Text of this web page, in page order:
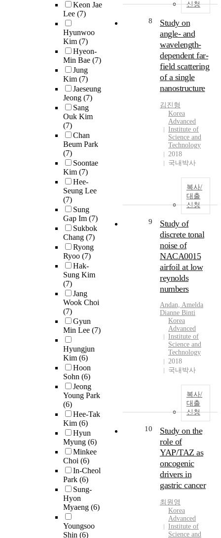
Keon Jae
Lee (7)
Hyunwoo
Kim (7)
Hyeon-
Min Bae (7)
Jung
Kim (7)
Jaeseung
Jeong (7)
Sang
Ouk Kim
(7)
Chan
Beum Park
(7)
Soontae
Kim (7)
Hee-
Seung Lee
(7)
Sung
Gap Im (7)
Sukbok
Chang (7)
Ryong
Ryoo (7)
Hak-
Sung Kim
(7)
Jang
Wook Choi
(7)
Gyun
Min Lee (7)
Hyungjun
Kim (6)
Hoon
Sohn (6)
Jeong
Young Park
(6)
Hee-Tak
Kim (6)
Hyun
Myung (6)
Minkee
Choi (6)
In-Cheol
Park (6)
Sung-
Hyon
Myaeng (6)
Youngsoo
Shin (6)
신청
8
Study on
angle- and
wavelength-
dependent far-
field scattering
of a single
nanostructure
김진형
Korea
Advanced
Institute of
Science and
Technology
2018
국내박사
복사/
대출
신청
9
Study of
discrete tonal
noise of
NACA0015
airfoil at low
reynolds
numbers
Andan, Amelda
Dianne Binti
Korea
Advanced
Institute of
Science and
Technology
2018
국내박사
복사/
대출
신청
10
Study on the
role of
YAP/TAZ as
oncogenic
drivers in
gastric cancer
최원영
Korea
Advanced
Institute of
Science and